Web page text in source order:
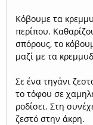
Κόβουμε τα
περίπου.
σπόρους, το
μαζί με τα
Σε ένα τηγάνι
το τόφου σε
ροδίσει. Στη
ζεστό στην άκρη.